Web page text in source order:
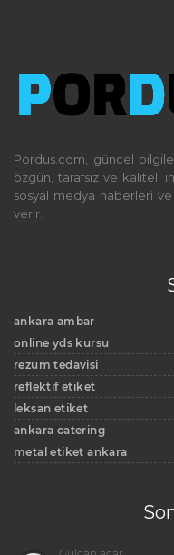
Pordus.com, güncel
özgün, tarafsız ve kaliteli
sosyal medya haberleri
verir.
ankara ambar
online yds kursu
rezum tedavisi
reflektif etiket
leksan etiket
ankara catering
metal etiket ankara